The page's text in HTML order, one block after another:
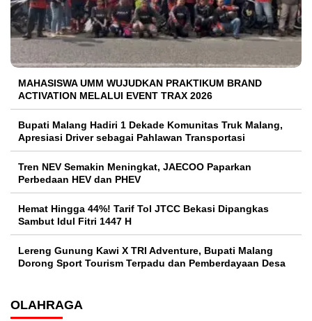
MAHASISWA UMM WUJUDKAN PRAKTIKUM BRAND
ACTIVATION MELALUI EVENT TRAX 2026
Bupati Malang Hadiri 1 Dekade Komunitas Truk Malang,
Apresiasi Driver sebagai Pahlawan Transportasi
Tren NEV Semakin Meningkat, JAECOO Paparkan
Perbedaan HEV dan PHEV
Hemat Hingga 44%! Tarif Tol JTCC Bekasi Dipangkas
Sambut Idul Fitri 1447 H
Lereng Gunung Kawi X TRI Adventure, Bupati Malang
Dorong Sport Tourism Terpadu dan Pemberdayaan Desa
OLAHRAGA